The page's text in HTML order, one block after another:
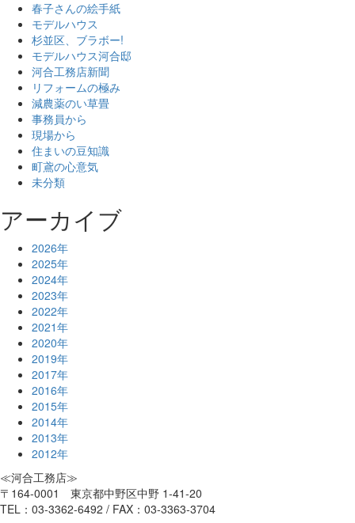
春子さんの絵手紙
モデルハウス
杉並区、ブラボー!
モデルハウス河合邸
河合工務店新聞
リフォームの極み
減農薬のい草畳
事務員から
現場から
住まいの豆知識
町鳶の心意気
未分類
アーカイブ
2026年
2025年
2024年
2023年
2022年
2021年
2020年
2019年
2017年
2016年
2015年
2014年
2013年
2012年
≪河合工務店≫
〒164-0001 東京都中野区中野 1-41-20
TEL：03-3362-6492 / FAX：03-3363-3704